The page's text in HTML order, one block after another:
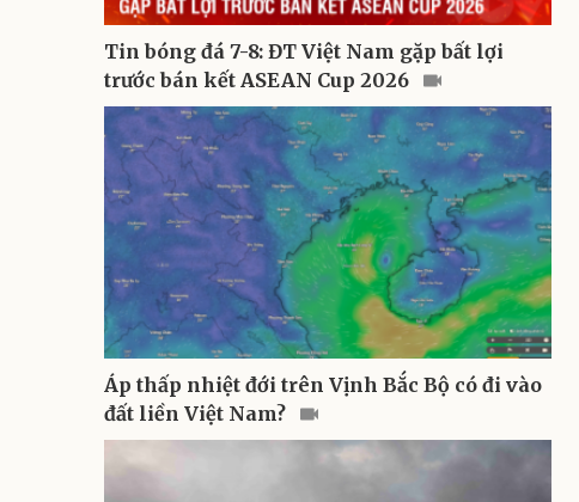
Tin bóng đá 7-8: ĐT Việt Nam gặp bất lợi
trước bán kết ASEAN Cup 2026
Áp thấp nhiệt đới trên Vịnh Bắc Bộ có đi vào
đất liền Việt Nam?